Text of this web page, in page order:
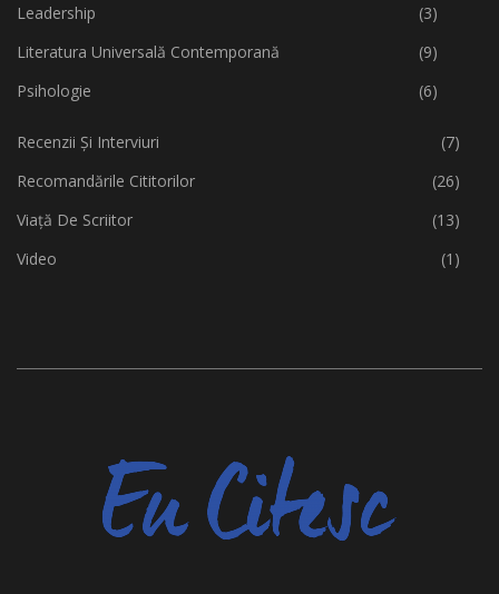
Leadership
(3)
Literatura Universală Contemporană
(9)
Psihologie
(6)
Recenzii Și Interviuri
(7)
Recomandările Cititorilor
(26)
Viață De Scriitor
(13)
Video
(1)